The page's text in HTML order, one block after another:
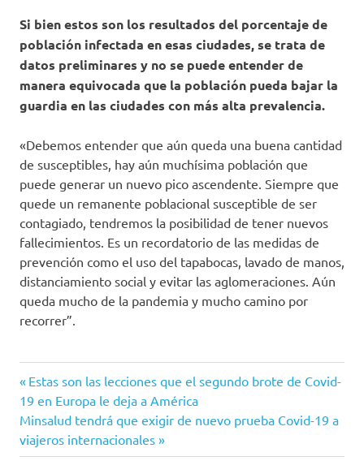
Si bien estos son los resultados del porcentaje de
población infectada en esas ciudades, se trata de
datos preliminares y no se puede entender de
manera equivocada que la población pueda bajar la
guardia en las ciudades con más alta prevalencia.
«Debemos entender que aún queda una buena cantidad
de susceptibles, hay aún muchísima población que
puede generar un nuevo pico ascendente. Siempre que
quede un remanente poblacional susceptible de ser
contagiado, tendremos la posibilidad de tener nuevos
fallecimientos. Es un recordatorio de las medidas de
prevención como el uso del tapabocas, lavado de manos,
distanciamiento social y evitar las aglomeraciones. Aún
queda mucho de la pandemia y mucho camino por
recorrer”.
estudio de
seroprevalencia
Instituto
Nacional
Navegación
de
entradas
Entrada
anterior:
Estas son las lecciones que el segundo brote de Covid-
19 en Europa le deja a América
Siguiente
entrada:
Minsalud tendrá que exigir de nuevo prueba Covid-19 a
viajeros internacionales